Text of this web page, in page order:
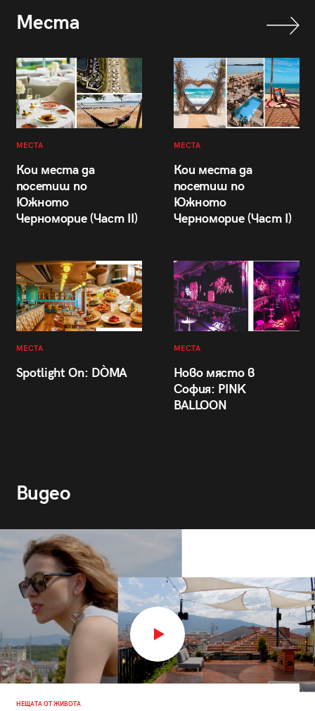
Места
МЕСТА
Кои места да
посетиш по
Южното
Черноморие (Част II)
МЕСТА
Кои места да
посетиш по
Южното
Черноморие (Част I)
МЕСТА
Spotlight On: DÒMA
МЕСТА
Ново място в
София: PINK
BALLOON
Видео
НЕЩАТА ОТ ЖИВОТА